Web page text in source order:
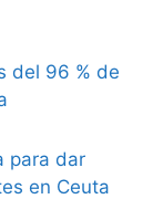
del 96 % de
para dar
en Ceuta